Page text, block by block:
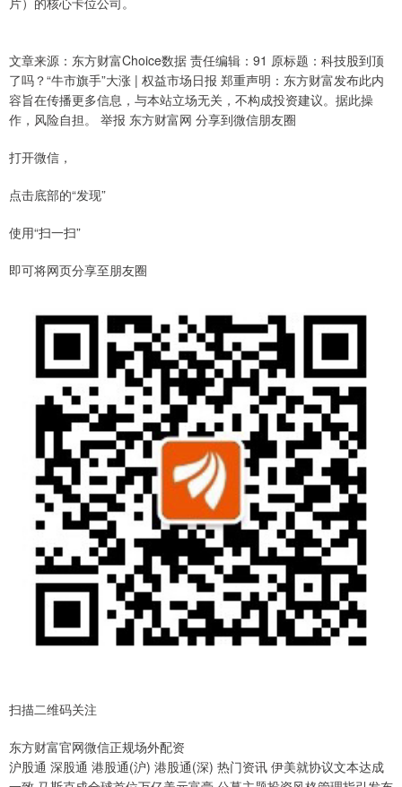
文章来源：东方财富Choice数据 责任编辑：91 原标题：科技股到顶
了吗？“牛市旗手”大涨 | 权益市场日报 郑重声明：东方财富发布此内
容旨在传播更多信息，与本站立场无关，不构成投资建议。据此操
作，风险自担。 举报 东方财富网 分享到微信朋友圈
打开微信，
点击底部的“发现”
使用“扫一扫”
即可将网页分享至朋友圈
扫描二维码关注
东方财富官网微信正规场外配资
沪股通 深股通 港股通(沪) 港股通(深) 热门资讯 伊美就协议文本达成